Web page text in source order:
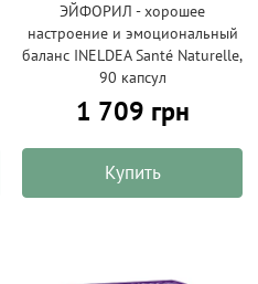
ЭЙФОРИЛ - хорошее
настроение и эмоциональный
баланс INELDEA Santé Naturelle,
90 капсул
1 709 грн
Купить